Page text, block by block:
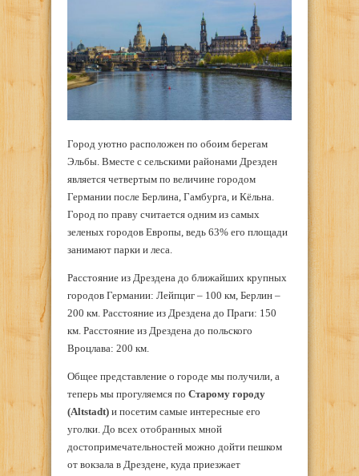
Город уютно расположен по обоим берегам
Эльбы. Вместе с сельскими районами Дрезден
является четвертым по величине городом
Германии после Берлина, Гамбурга, и Кёльна.
Город по праву считается одним из самых
зеленых городов Европы, ведь 63% его площади
занимают парки и леса.
Расстояние из Дрездена до ближайших крупных
городов Германии: Лейпциг – 100 км, Берлин –
200 км. Расстояние из Дрездена до Праги: 150
км. Расстояние из Дрездена до польского
Вроцлава: 200 км.
Общее представление о городе мы получили, а
теперь мы прогуляемся по Старому городу
(Altstadt) и посетим самые интересные его
уголки. До всех отобранных мной
достопримечательностей можно дойти пешком
от вокзала в Дрездене, куда приезжает